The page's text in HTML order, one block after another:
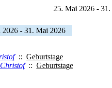
25. Mai 2026 -
2026 - 31. Mai 2026
:: Geburtstage
Christof:: Geburtstage